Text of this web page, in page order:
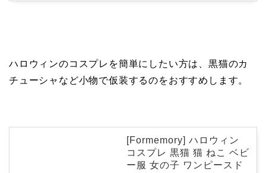
ハロウィンのコスプレを簡単にしたい方は、黒猫のカ
チューシャなど小物で仮装するのをおすすめします。
[Formemory] ハロウィン
コスプレ 黒猫 猫 ねこ ベビ
ー服 女の子 ワンピースド